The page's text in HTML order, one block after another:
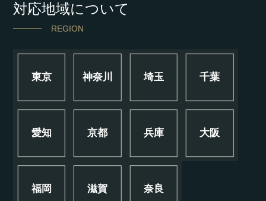
対応地域について
REGION
東京 神奈川 埼玉 千葉
愛知 京都 兵庫 大阪
福岡 滋賀 奈良